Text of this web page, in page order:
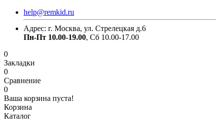
help@remkid.ru
Адрес: г. Москва, ул. Стрелецкая д.6
Пн-Пт 10.00-19.00, Сб 10.00-17.00
0
Закладки
0
Сравнение
0
Ваша корзина пуста!
Корзина
Каталог